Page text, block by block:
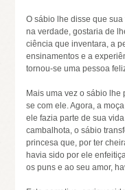
O sábio lhe disse que
na verdade, gostaria de
ciência que inventara, a
ensinamentos e a
tornou-se uma pessoa
Mais uma vez o sábio lhe
se com ele. Agora, a
ele fazia parte de sua
cambalhota, o sábio
princesa que, por ter
havia sido por ele
os puns e ao seu amor,